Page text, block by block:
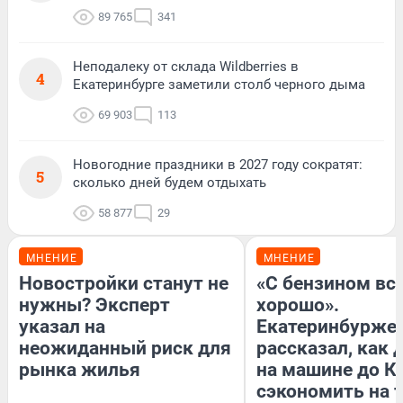
89 765 341
4
Неподалеку от склада Wildberries в
Екатеринбурге заметили столб черного дыма
69 903 113
5
Новогодние праздники в 2027 году сократят:
сколько дней будем отдыхать
58 877 29
МНЕНИЕ
Новостройки станут не
нужны? Эксперт
указал на
неожиданный риск для
рынка жилья
МНЕНИЕ
«С бензином
хорошо».
рассказал, как
на машине до
сэкономить на